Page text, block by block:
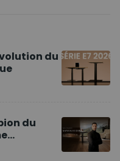
du
du
Europe